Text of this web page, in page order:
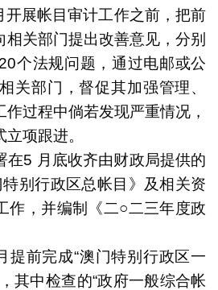
展帐目审计工作之前，把前
关部门提出改善意见，分别
个法规问题，通过电邮或公
关部门，督促其加强管理、
过程中倘若发现严重情况，
项跟进。
在5 月底收齐由财政局提供的
特别行政区总帐目》及相关资
作，并编制《二○二三年度政
提前完成“澳门特别行政区一
其中检查的“政府一般综合帐